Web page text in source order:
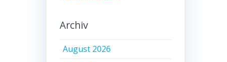
Archiv
August 2026